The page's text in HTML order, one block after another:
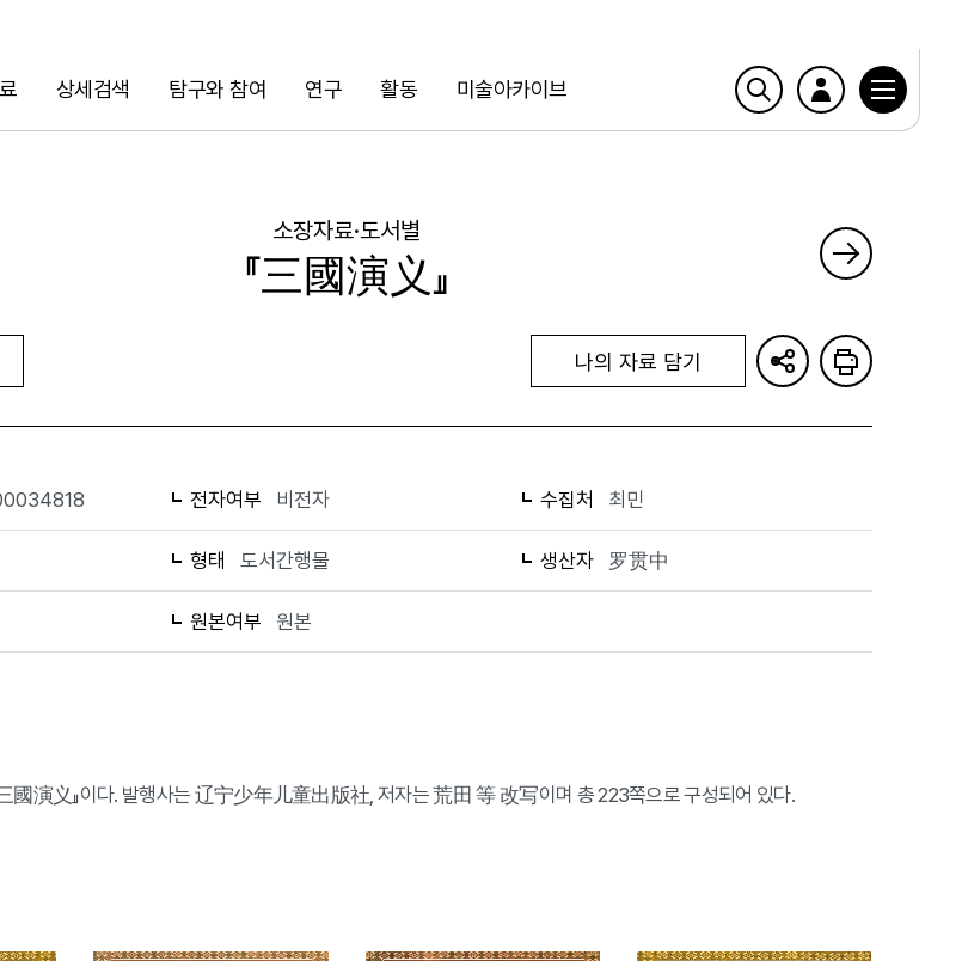
상세검색 탐구와 참여 연구 활동 미술아카이브
검색
소장자료·도서별
『三國演义』
나의 자료 담기
전자여부 비전자 수집처 최민
형태 도서간행물 생산자 罗贯中
원본여부 원본
國演义』이다. 발행사는 辽宁少年儿童出版社, 저자는 荒田 等 改写이며 총 223쪽으로 구성되어 있다.